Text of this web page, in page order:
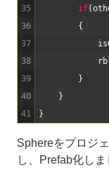
35
36
37
38
39
40
41
if(
{
rb
}
}
}
Sphereをプロジ
し、Prefab化しま